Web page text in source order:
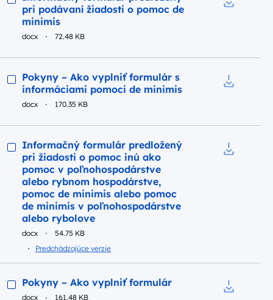
pri podávaní žiadosti o pomoc de
minimis
docx 72.48 KB
Podgląd
Pokyny – Ako vyplniť formulár s
informáciami pomoci de minimis
docx 170.35 KB
Podgląd
Informačný formulár predložený
pri žiadosti o pomoc inú ako
pomoc v poľnohospodárstve
alebo rybnom hospodárstve,
pomoc de minimis alebo pomoc
de minimis v poľnohospodárstve
alebo rybolove
docx
54.75 KB
Predchádzajúce verzie
Podgląd
Pokyny – Ako vyplniť formulár
docx 161.48 KB